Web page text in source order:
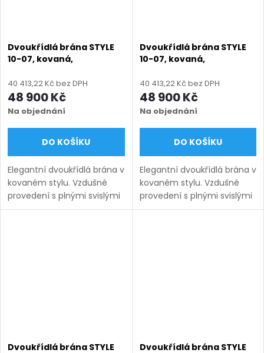
Dvoukřídlá brána STYLE
10-07, kovaná,
(šířka 1500–6000 mm,
výška 1000–1750 mm),
antracit RAL 7016 matná
40 413,22 Kč bez DPH
48 900 Kč
Na objednání
DO KOŠÍKU
Elegantní dvoukřídlá brána v
kovaném stylu. Vzdušné
provedení s plnými svislými
pruty 12×12 mm působí
Dvoukřídlá brána STYLE
10-07, kovaná,
(šířka 1500–6000 mm,
výška 1000–1750 mm),
černá RAL 9005 matná
40 413,22 Kč bez DPH
48 900 Kč
Na objednání
DO KOŠÍKU
Elegantní dvoukřídlá brána v
kovaném stylu. Vzdušné
provedení s plnými svislými
pruty 12×12 mm působí
Dvoukřídlá brána STYLE
Dvoukřídlá brána STYLE